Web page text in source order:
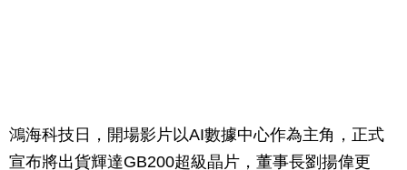
鴻海科技日，開場影片以AI數據中心作為主角，正式
宣布將出貨輝達GB200超級晶片，董事長劉揚偉更